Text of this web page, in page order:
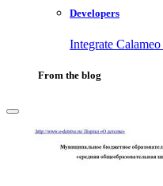
Developers
Integrate
From the blog